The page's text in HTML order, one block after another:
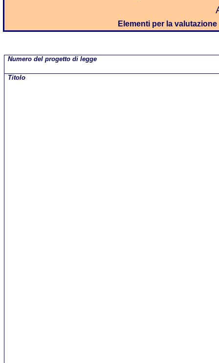
Elementi per la
Numero del progetto di legge
Titolo